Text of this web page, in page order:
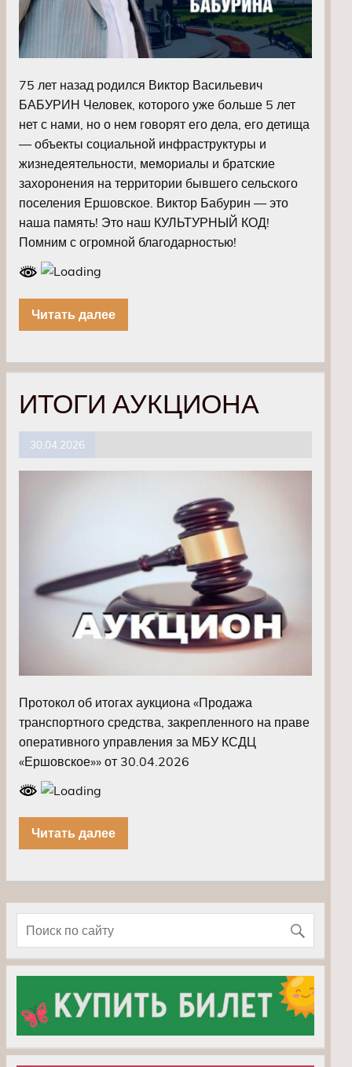
75 лет назад родился Виктор Васильевич
БАБУРИН Человек, которого уже больше 5 лет
нет с нами, но о нем говорят его дела, его детища
— объекты социальной инфраструктуры и
жизнедеятельности, мемориалы и братские
захоронения на территории бывшего сельского
поселения Ершовское. Виктор Бабурин — это
наша память! Это наш КУЛЬТУРНЫЙ КОД!
Помним с огромной благодарностью!
Читать далее
ИТОГИ АУКЦИОНА
30.04.2026
Протокол об итогах аукциона «Продажа
транспортного средства, закрепленного на праве
оперативного управления за МБУ КСДЦ
«Ершовское»» от 30.04.2026
Читать далее